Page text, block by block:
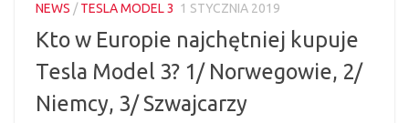
NEWS /TESLA MODEL 3 1 STYCZNIA 2019
Kto w Europie najchętniej kupuje
Tesla Model 3? 1/ Norwegowie, 2/
Niemcy, 3/ Szwajcarzy